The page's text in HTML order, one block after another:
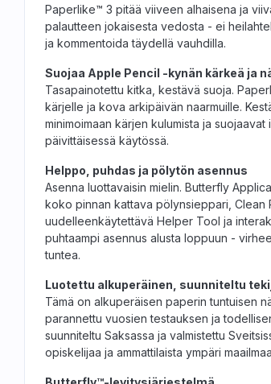
Paperlike™ 3 pitää viiveen alhaisena ja
palautteen jokaisesta vedosta - ei
ja kommentoida täydellä vauhdilla.
Suojaa Apple Pencil -kynän kärkeä ja
Tasapainotettu kitka, kestävä suoja.
kärjelle ja kova arkipäivän naarmuille.
minimoimaan kärjen kulumista ja
päivittäisessä käytössä.
Helppo, puhdas ja pölytön asennus
Asenna luottavaisin mielin. Butterfly
koko pinnan kattava pölynsieppari, Clean
uudelleenkäytettävä Helper Tool ja
puhtaampi asennus alusta loppuun -
tuntea.
Luotettu alkuperäinen, suunniteltu
Tämä on alkuperäisen paperin tuntuisen
parannettu vuosien testauksen ja
suunniteltu Saksassa ja valmistettu
opiskelijaa ja ammattilaista ympäri